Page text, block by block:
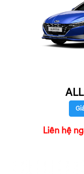
Liên hệ